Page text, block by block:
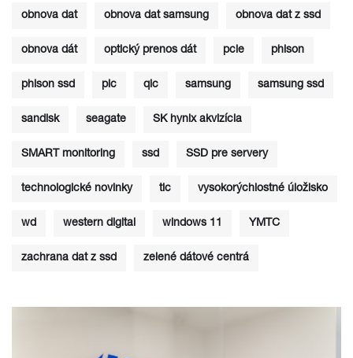
obnova dat obnova dat samsung obnova dat z ssd
obnova dát optický prenos dát pcie phison
phison ssd plc qlc samsung samsung ssd
sandisk seagate SK hynix akvizícia
SMART monitoring ssd SSD pre servery
technologické novinky tlc vysokorýchlostné úložisko
wd western digital windows 11 YMTC
zachrana dat z ssd zelené dátové centrá